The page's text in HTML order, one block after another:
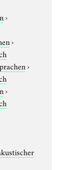
›
›
›
›